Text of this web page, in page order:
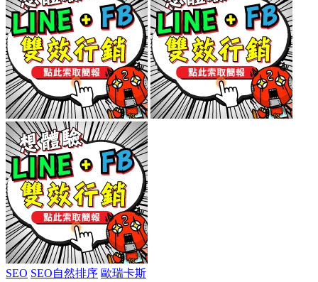
SEO SEO自然排序 歐瑞卡斯